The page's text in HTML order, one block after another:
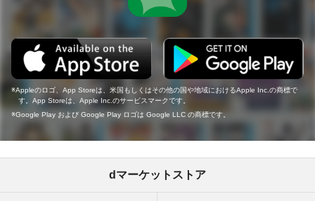
Appleのロゴ、App Storeは、米国もしくはその他の国や地域におけるApple Inc.の商標で
す。App Storeは、Apple Inc.のサービスマークです。
Google Play および Google Play ロゴは Google LLC の商標です。
dマーケットストア